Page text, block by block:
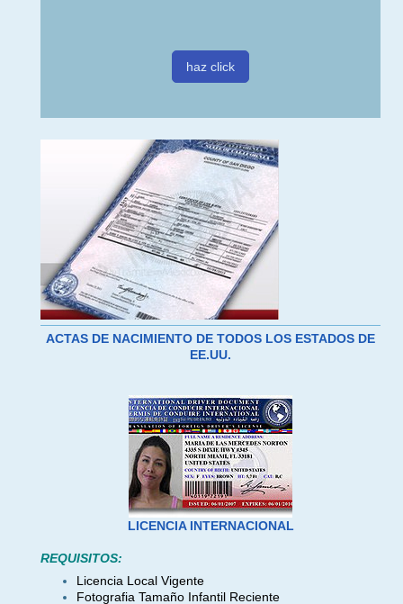
haz click
ACTAS DE NACIMIENTO DE TODOS LOS ESTADOS DE
EE.UU.
LICENCIA INTERNACIONAL
REQUISITOS:
Licencia Local Vigente
Fotografia Tamaño Infantil Reciente